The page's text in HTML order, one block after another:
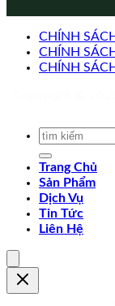
CHÍNH
CHÍNH
CHÍNH
Trang Chủ
Sản Phẩm
Dịch Vụ
Tin Tức
Liên Hệ